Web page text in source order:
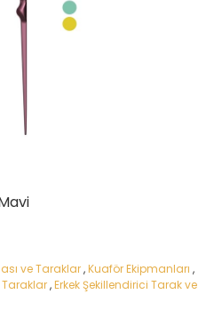
ve Taraklar,Kuaför Ekipmanları ,
Taraklar,Erkek Şekillendirici Tarak ve